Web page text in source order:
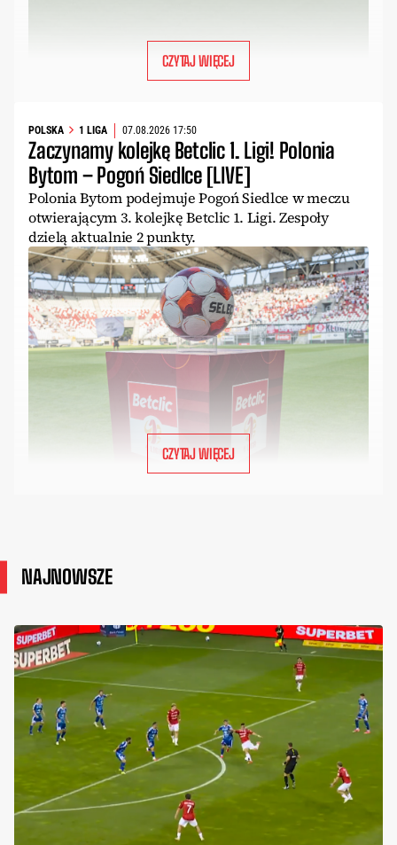
CZYTAJ WIĘCEJ
POLSKA 1 LIGA 07.08.2026 17:50
Zaczynamy kolejkę Betclic 1. Ligi! Polonia
Bytom – Pogoń Siedlce [LIVE]
Polonia Bytom podejmuje Pogoń Siedlce w meczu
otwierającym 3. kolejkę Betclic 1. Ligi. Zespoły
dzielą aktualnie 2 punkty.
CZYTAJ WIĘCEJ
NAJNOWSZE